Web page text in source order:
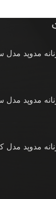
18 عیار زنانه مدوپد
18 عیار زنانه مدوپد
18 عیار زنانه مدوپد